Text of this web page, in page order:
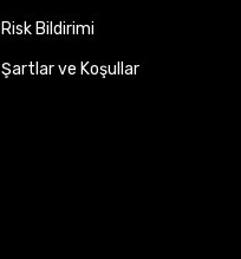
Risk Bildirimi
Şartlar ve Koşullar